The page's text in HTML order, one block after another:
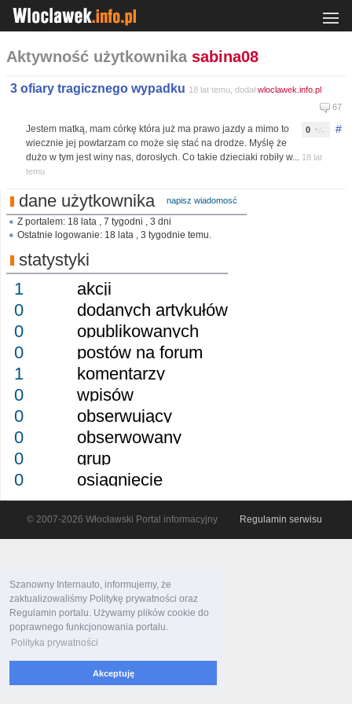
Szanowny Internauto, informujemy, że
zaktualizowaliśmy Politykę prywatności oraz
Regulamin portalu. Używamy plików cookie do
poprawnego funkcjonowania portalu.
Polityka prywatności
Akceptuję
Aktywność użytkownika sabina08
3 ofiary tragicznego wypadku 18 lat temu, dodał wloclawek.info.pl
67
#
0
Jestem matką, mam córkę która już ma prawo jazdy a mimo to
wiecznie jej powtarzam co może się stać na drodze. Myślę że
dużo w tym jest winy nas, dorosłych. Co takie dzieciaki robiły w... 18 lat
temu
dane użytkownika napisz wiadomosć
Z portalem: 18 lata , 7 tygodni , 3 dni
Ostatnie logowanie: 18 lata , 3 tygodnie temu.
statystyki
1
akcji
0
dodanych artykułów
0
opublikowanych
0
postów na forum
1
komentarzy
0
wpisów
0
obserwujący
0
obserwowany
0
grup
0
osiągnięcie
© 2007-2026 Włocławski Portal informacyjny Regulamin serwisu